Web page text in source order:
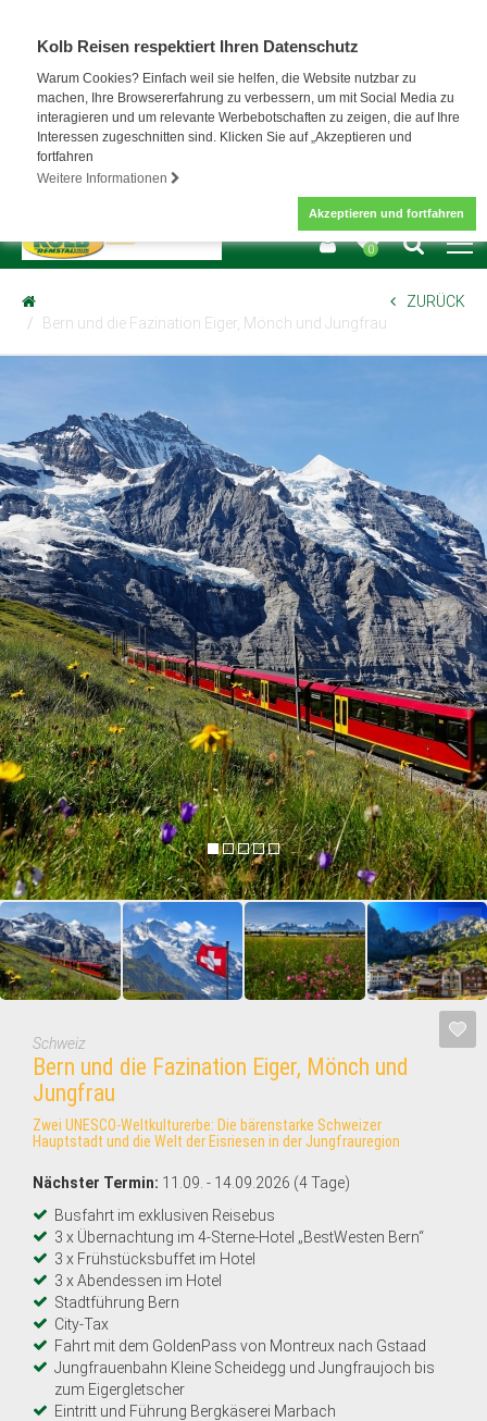
Kolb Reisen respektiert Ihren Datenschutz
Warum Cookies? Einfach weil sie helfen, die Website nutzbar zu
machen, Ihre Browsererfahrung zu verbessern, um mit Social Media zu
interagieren und um relevante Werbebotschaften zu zeigen, die auf Ihre
Interessen zugeschnitten sind. Klicken Sie auf „Akzeptieren und
fortfahren
Weitere Informationen
Akzeptieren und fortfahren
0
Bern und die Fazination Eiger, Mönch und Jungfrau
ZURÜCK
Schweiz
Bern und die Fazination Eiger, Mönch und
Jungfrau
Zwei UNESCO-Weltkulturerbe: Die bärenstarke Schweizer
Hauptstadt und die Welt der Eisriesen in der Jungfrauregion
Nächster Termin: 11.09. - 14.09.2026 (4 Tage)
Busfahrt im exklusiven Reisebus
3 x Übernachtung im 4-Sterne-Hotel „BestWesten Bern“
3 x Frühstücksbuffet im Hotel
3 x Abendessen im Hotel
Stadtführung Bern
City-Tax
Fahrt mit dem GoldenPass von Montreux nach Gstaad
Jungfrauenbahn Kleine Scheidegg und Jungfraujoch bis
zum Eigergletscher
Eintritt und Führung Bergkäserei Marbach